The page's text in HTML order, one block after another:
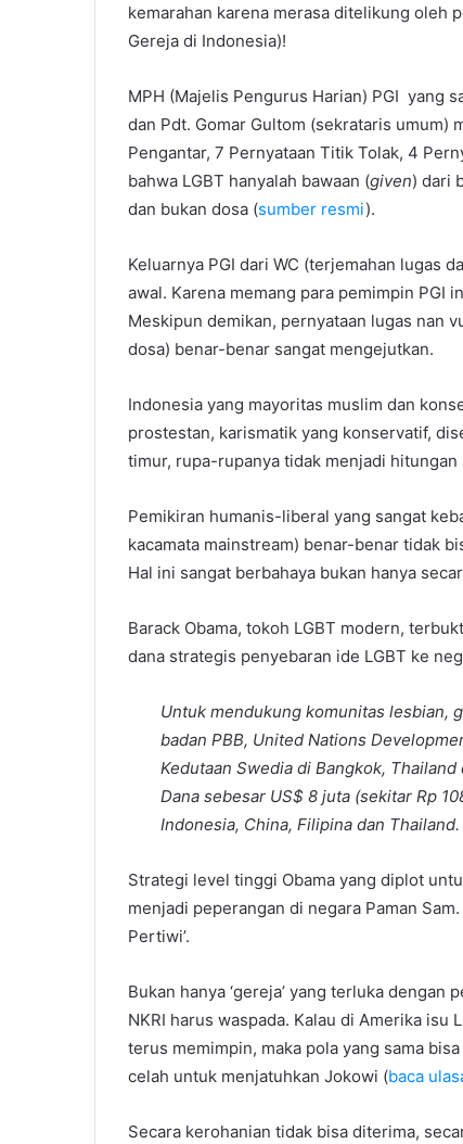
t
kemarahan karena merasa ditelikung oleh
Gereja di Indonesia)!
MPH (Majelis Pengurus Harian) PGI yang
dan Pdt. Gomar Gultom (sekrataris umum)
Pengantar, 7 Pernyataan Titik Tolak, 4
bahwa LGBT hanyalah bawaan (given) dari
dan bukan dosa (sumber resmi).
Keluarnya PGI dari WC (terjemahan lugas
awal. Karena memang para pemimpin PGI
Meskipun demikan, pernyataan lugas nan
dosa) benar-benar sangat mengejutkan.
Indonesia yang mayoritas muslim dan
prostestan, karismatik yang konservatif,
timur, rupa-rupanya tidak menjadi
Pemikiran humanis-liberal yang sangat
kacamata mainstream) benar-benar tidak
Hal ini sangat berbahaya bukan hanya
Barack Obama, tokoh LGBT modern,
dana strategis penyebaran ide LGBT ke
Untuk mendukung komunitas lesbian,
badan PBB, United Nations
Kedutaan Swedia di Bangkok, Thailand
Dana sebesar US$ 8 juta (sekitar Rp
Indonesia, China, Filipina dan Thailand.
Strategi level tinggi Obama yang diplot
menjadi peperangan di negara Paman
Pertiwi’.
Bukan hanya ‘gereja’ yang terluka
NKRI harus waspada. Kalau di Amerika isu
terus memimpin, maka pola yang sama
celah untuk menjatuhkan Jokowi (baca
Secara kerohanian tidak bisa diterima,